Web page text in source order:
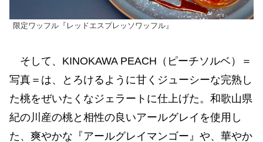
限定ワッフル『レッドエスプレッソワッフル』
そして、KINOKAWA PEACH（ピーチソルベ）＝
写真＝は、とろけるように甘くジューシーな完熟し
た桃をぜいたくなジェラートに仕上げた。和歌山県
紀の川産の桃と相性の良いアールグレイを使用し
た、爽やかな『アールグレイマンゴー』や、華やか